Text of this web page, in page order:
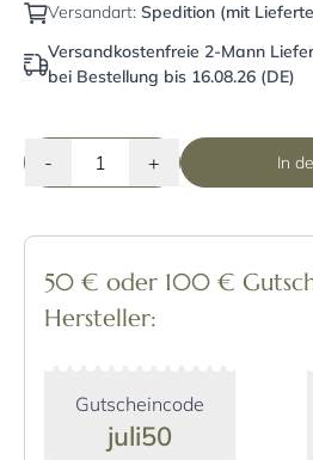
Versandart: Spedition (mit
Versandkostenfreie 2-Mann
bei Bestellung bis 16.08.26 (DE)
- + In
50 € oder 100 €
Hersteller:
Gutscheincode
juli50